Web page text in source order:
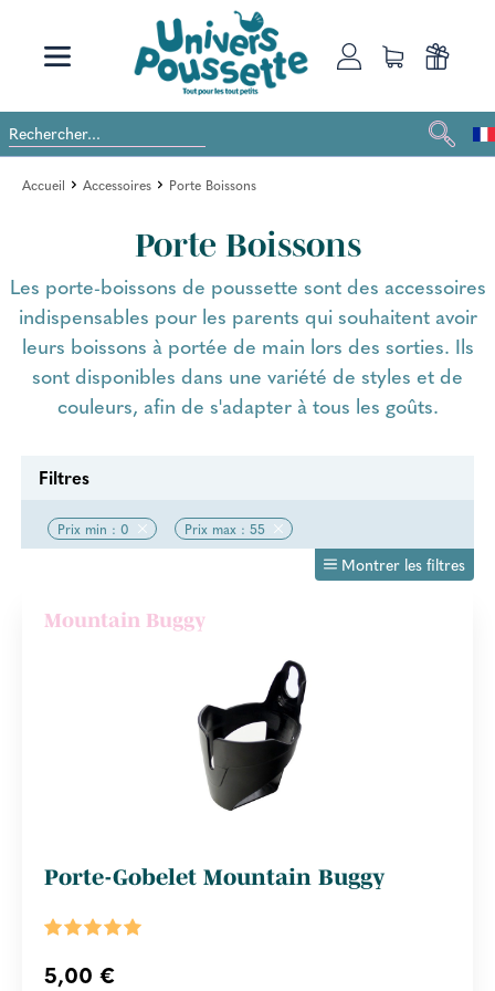
Accueil Accessoires Porte Boissons
Porte Boissons
Les porte-boissons de poussette sont des accessoires
indispensables pour les parents qui souhaitent avoir
leurs boissons à portée de main lors des sorties. Ils
sont disponibles dans une variété de styles et de
couleurs, afin de s'adapter à tous les goûts.
Filtres
Prix min : 0 Prix max : 55
Montrer les filtres
Mountain Buggy
Porte-Gobelet Mountain Buggy
5,00 €